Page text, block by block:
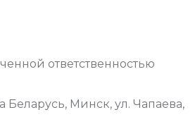
ответственностью
Беларусь, Минск, ул. Чапаева,